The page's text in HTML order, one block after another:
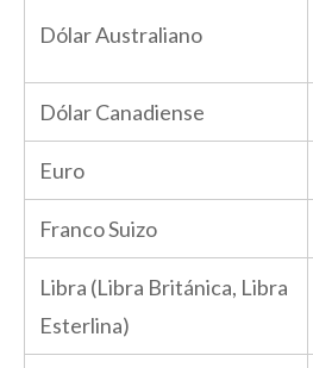
Dólar Australiano
Dólar Canadiense
Euro
Franco Suizo
Libra (Libra Británica, Libra
Esterlina)